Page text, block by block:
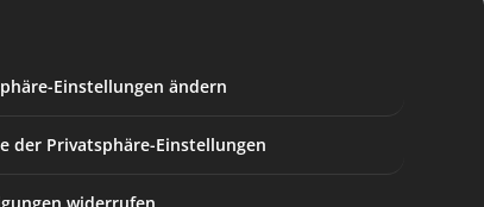
Einstellungen ändern
der Privatsphäre-Einstellungen